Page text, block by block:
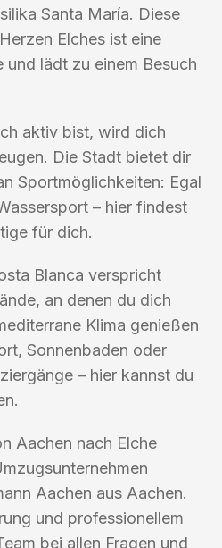
Santa María. Diese
Elches ist eine
und lädt zu einem Besuch
aktiv bist, wird dich
Die Stadt bietet dir
Sportmöglichkeiten: Egal
– hier findest
für dich.
Blanca verspricht
an denen du dich
Klima genießen
Sonnenbaden oder
– hier kannst du
Aachen nach Elche
Aachen aus Aachen.
und professionellem
bei allen Fragen und